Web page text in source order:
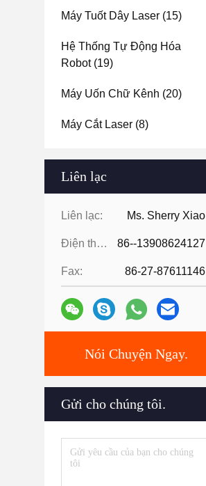
Máy Tuốt Dây Laser (15)
Hệ Thống Tự Động Hóa
Robot(19)
Máy Uốn Chữ Kênh (20)
Máy Cắt Laser (8)
Liên lạc
Liên lạc: Ms. Sherry Xiao
Điện thoại: 86--13908624127
Fax: 86-27-87611146
Nói Chuyện Ngay.
Gửi cho chúng tôi.